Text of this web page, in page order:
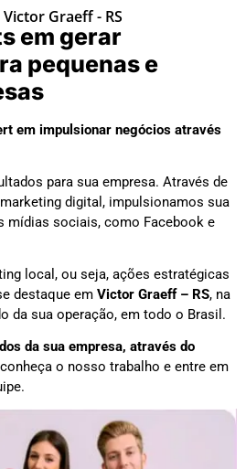
Graeff - RS
em gerar
pequenas e
em impulsionar negócios através
para sua empresa. Através de
digital, impulsionamos sua
mídias sociais, como Facebook e
local, ou seja, ações estratégicas
destaque em Victor Graeff – RS, na
da sua operação, em todo o Brasil.
da sua empresa, através do
o nosso trabalho e entre em